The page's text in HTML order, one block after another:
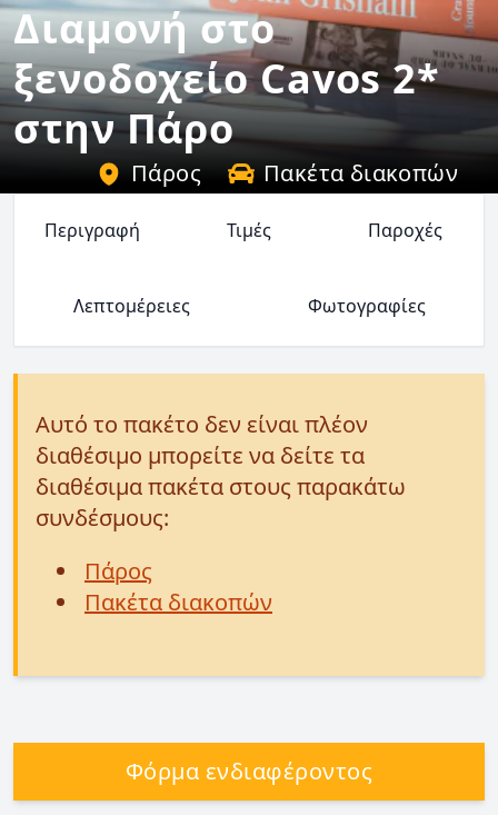
Διαμονή στο
ξενοδοχείο Cavos 2*
στην Πάρο
Πάρος Πακέτα διακοπών
Περιγραφή Τιμές Παροχές
Λεπτομέρειες Φωτογραφίες
Αυτό το πακέτο δεν είναι πλέον
διαθέσιμο μπορείτε να δείτε τα
διαθέσιμα πακέτα στους παρακάτω
συνδέσμους:
Πάρος
Πακέτα διακοπών
Φόρμα ενδιαφέροντος